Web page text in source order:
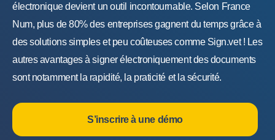
électronique devient un outil incontournable. Selon France
Num, plus de 80% des entreprises gagnent du temps grâce à
des solutions simples et peu coûteuses comme Sign.vet ! Les
autres avantages à signer électroniquement des documents
sont notamment la rapidité, la praticité et la sécurité.
S’inscrire à une démo